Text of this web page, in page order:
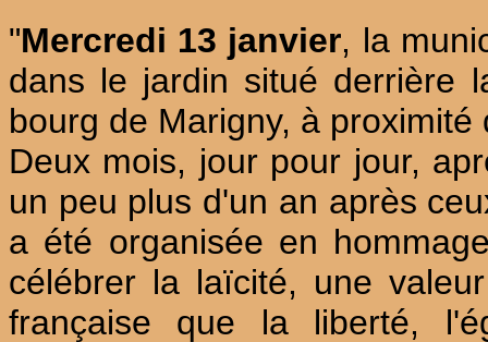
"Mercredi 13 janvier, la
dans le jardin situé derrière
bourg de Marigny, à
Deux mois, jour pour jour,
un peu plus d'un an après
a été organisée en
célébrer la laïcité, une
française que la liberté,